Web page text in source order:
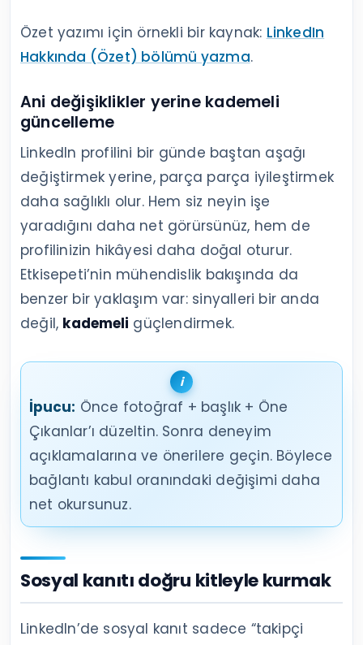
Özet yazımı için örnekli bir kaynak: LinkedIn
Hakkında (Özet) bölümü yazma.
Ani değişiklikler yerine kademeli
güncelleme
LinkedIn profilini bir günde baştan aşağı
değiştirmek yerine, parça parça iyileştirmek
daha sağlıklı olur. Hem siz neyin işe
yaradığını daha net görürsünüz, hem de
profilinizin hikâyesi daha doğal oturur.
Etkisepeti’nin mühendislik bakışında da
benzer bir yaklaşım var: sinyalleri bir anda
değil, kademeli güçlendirmek.
İpucu: Önce fotoğraf + başlık + Öne
Çıkanlar’ı düzeltin. Sonra deneyim
açıklamalarına ve önerilere geçin. Böylece
bağlantı kabul oranındaki değişimi daha
net okursunuz.
Sosyal kanıtı doğru kitleyle kurmak
LinkedIn’de sosyal kanıt sadece “takipçi